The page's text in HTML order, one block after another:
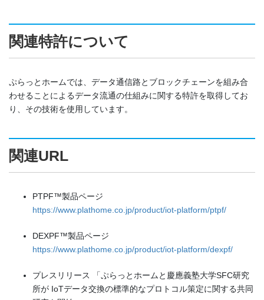
関連特許について
ぷらっとホームでは、データ通信路とブロックチェーンを組み合
わせることによるデータ流通の仕組みに関する特許を取得してお
り、その技術を使用しています。
関連URL
PTPF™製品ページ
https://www.plathome.co.jp/product/iot-platform/ptpf/
DEXPF™製品ページ
https://www.plathome.co.jp/product/iot-platform/dexpf/
プレスリリース 「ぷらっとホームと慶應義塾大学SFC研究
所が IoTデータ交換の標準的なプロトコル策定に関する共同